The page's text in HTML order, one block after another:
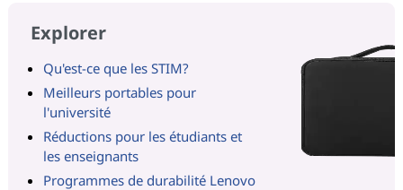
Explorer
Qu'est-ce que les STIM?
Meilleurs portables pour
l'université
Réductions pour les étudiants et
les enseignants
Programmes de durabilité Lenovo